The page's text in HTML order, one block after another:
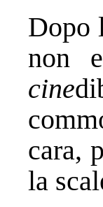
Dopo
non
cine
cara,
la